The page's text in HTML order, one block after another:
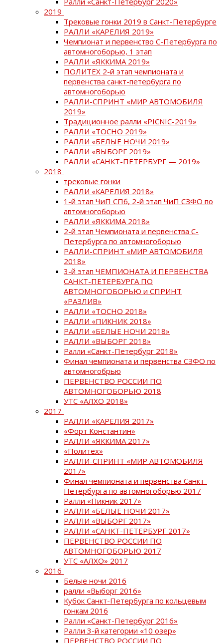
2019
Трековые гонки 2019 в Санкт-Петербурге
РАЛЛИ «КАРЕЛИЯ 2019»
Чемпионат и первенство С-Петербурга по
автомногоборью, 1 этап
РАЛЛИ «ЯККИМА 2019»
ПОЛИТЕХ 2-й этап чемпионата и
первенства санкт-петербурга по
автомногоборью
РАЛЛИ-СПРИНТ «МИР АВТОМОБИЛЯ
2019»
Традиционное ралли «PICNIC-2019»
РАЛЛИ «ТОСНО 2019»
РАЛЛИ «БЕЛЫЕ НОЧИ 2019»
РАЛЛИ «ВЫБОРГ 2019»
РАЛЛИ «САНКТ-ПЕТЕРБУРГ — 2019»
2018
трековые гонки
РАЛЛИ «КАРЕЛИЯ 2018»
1-й этап ЧиП СПб, 2-й этап ЧиП СЗФО по
автомногоборью
РАЛЛИ «ЯККИМА 2018»
2-й этап Чемпионата и первенства С-
Петербурга по автомногоборью
РАЛЛИ-СПРИНТ «МИР АВТОМОБИЛЯ
2018»
3-й этап ЧЕМПИОНАТА И ПЕРВЕНСТВА
САНКТ-ПЕТЕРБУРГА ПО
АВТОМНОГОБОРЬЮ и СПРИНТ
«РАЗЛИВ»
РАЛЛИ «ТОСНО 2018»
РАЛЛИ «ПИКНИК 2018»
РАЛЛИ «БЕЛЫЕ НОЧИ 2018»
РАЛЛИ «ВЫБОРГ 2018»
Ралли «Санкт-Петербург 2018»
Финал чемпионата и первенства СЗФО по
автомногобрью
ПЕРВЕНСТВО РОССИИ ПО
АВТОМНОГОБОРЬЮ 2018
УТС «АЛХО 2018»
2017
РАЛЛИ «КАРЕЛИЯ 2017»
«Форт Константин»
РАЛЛИ «ЯККИМА 2017»
«Политех»
РАЛЛИ-СПРИНТ «МИР АВТОМОБИЛЯ
2017»
Финал чемпионата и первенства Санкт-
Петербурга по автомногоборью 2017
Ралли «Пикник 2017»
РАЛЛИ «БЕЛЫЕ НОЧИ 2017»
РАЛЛИ «ВЫБОРГ 2017»
РАЛЛИ «САНКТ-ПЕТЕРБУРГ 2017»
ПЕРВЕНСТВО РОССИИ ПО
АВТОМНОГОБОРЬЮ 2017
УТС «АЛХО» 2017
2016
Белые ночи 2016
ралли «Выборг 2016»
Кубок Санкт-Петербурга по кольцевым
гонкам 2016
Ралли «Санкт-Петербург 2016»
Ралли 3-й категории «10 озер»
ПЕРВЕНСТВО РОССИИ ПО